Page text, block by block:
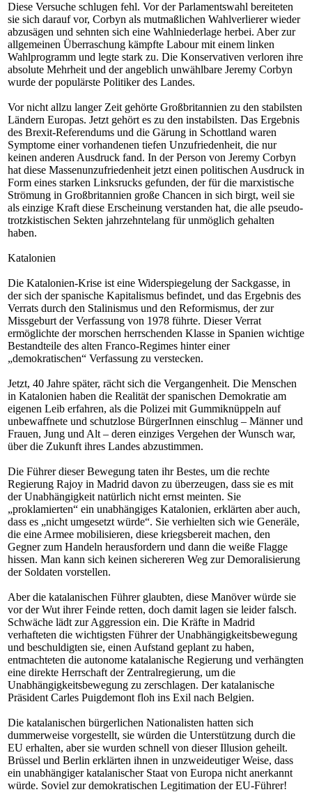
Diese Versuche schlugen fehl. Vor der Parlamentswahl bereiteten
sie sich darauf vor, Corbyn als mutmaßlichen Wahlverlierer wieder
abzusägen und sehnten sich eine Wahlniederlage herbei. Aber zur
allgemeinen Überraschung kämpfte Labour mit einem linken
Wahlprogramm und legte stark zu. Die Konservativen verloren ihre
absolute Mehrheit und der angeblich unwählbare Jeremy Corbyn
wurde der populärste Politiker des Landes.
Vor nicht allzu langer Zeit gehörte Großbritannien zu den stabilsten
Ländern Europas. Jetzt gehört es zu den instabilsten. Das Ergebnis
des Brexit-Referendums und die Gärung in Schottland waren
Symptome einer vorhandenen tiefen Unzufriedenheit, die nur
keinen anderen Ausdruck fand. In der Person von Jeremy Corbyn
hat diese Massenunzufriedenheit jetzt einen politischen Ausdruck in
Form eines starken Linksrucks gefunden, der für die marxistische
Strömung in Großbritannien große Chancen in sich birgt, weil sie
als einzige Kraft diese Erscheinung verstanden hat, die alle pseudo-
trotzkistischen Sekten jahrzehntelang für unmöglich gehalten
haben.
Katalonien
Die Katalonien-Krise ist eine Widerspiegelung der Sackgasse, in
der sich der spanische Kapitalismus befindet, und das Ergebnis des
Verrats durch den Stalinismus und den Reformismus, der zur
Missgeburt der Verfassung von 1978 führte. Dieser Verrat
ermöglichte der morschen herrschenden Klasse in Spanien wichtige
Bestandteile des alten Franco-Regimes hinter einer
„demokratischen“ Verfassung zu verstecken.
Jetzt, 40 Jahre später, rächt sich die Vergangenheit. Die Menschen
in Katalonien haben die Realität der spanischen Demokratie am
eigenen Leib erfahren, als die Polizei mit Gummiknüppeln auf
unbewaffnete und schutzlose BürgerInnen einschlug – Männer und
Frauen, Jung und Alt – deren einziges Vergehen der Wunsch war,
über die Zukunft ihres Landes abzustimmen.
Die Führer dieser Bewegung taten ihr Bestes, um die rechte
Regierung Rajoy in Madrid davon zu überzeugen, dass sie es mit
der Unabhängigkeit natürlich nicht ernst meinten. Sie
„proklamierten“ ein unabhängiges Katalonien, erklärten aber auch,
dass es „nicht umgesetzt würde“. Sie verhielten sich wie Generäle,
die eine Armee mobilisieren, diese kriegsbereit machen, den
Gegner zum Handeln herausfordern und dann die weiße Flagge
hissen. Man kann sich keinen sichereren Weg zur Demoralisierung
der Soldaten vorstellen.
Aber die katalanischen Führer glaubten, diese Manöver würde sie
vor der Wut ihrer Feinde retten, doch damit lagen sie leider falsch.
Schwäche lädt zur Aggression ein. Die Kräfte in Madrid
verhafteten die wichtigsten Führer der Unabhängigkeitsbewegung
und beschuldigten sie, einen Aufstand geplant zu haben,
entmachteten die autonome katalanische Regierung und verhängten
eine direkte Herrschaft der Zentralregierung, um die
Unabhängigkeitsbewegung zu zerschlagen. Der katalanische
Präsident Carles Puigdemont floh ins Exil nach Belgien.
Die katalanischen bürgerlichen Nationalisten hatten sich
dummerweise vorgestellt, sie würden die Unterstützung durch die
EU erhalten, aber sie wurden schnell von dieser Illusion geheilt.
Brüssel und Berlin erklärten ihnen in unzweideutiger Weise, dass
ein unabhängiger katalanischer Staat von Europa nicht anerkannt
würde. Soviel zur demokratischen Legitimation der EU-Führer!